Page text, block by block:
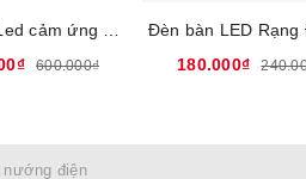
600.000₫
180.000₫
nướng điện